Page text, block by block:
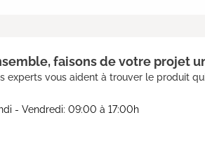
faisons de votre projet
experts vous aident à trouver le produit
- Vendredi: 09:00 à 17:00h